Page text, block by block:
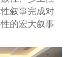
叙事完成对
的宏大叙事